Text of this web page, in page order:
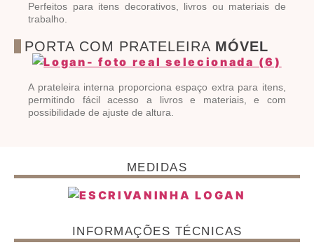
Perfeitos para itens decorativos, livros ou materiais de
trabalho.
PORTA COM PRATELEIRA MÓVEL
A prateleira interna proporciona espaço extra para itens,
permitindo fácil acesso a livros e materiais, e com
possibilidade de ajuste de altura.
MEDIDAS
INFORMAÇÕES TÉCNICAS